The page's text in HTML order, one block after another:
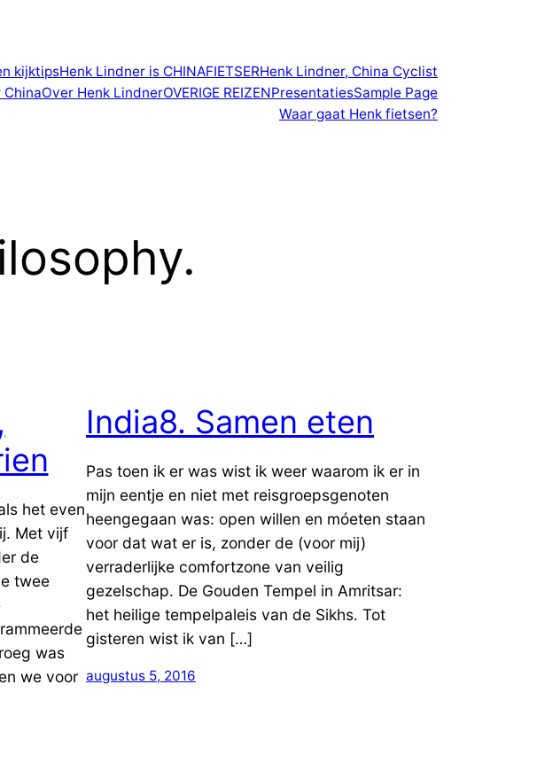
kijktipsHenk Lindner is CHINAFIETSERHenk Lindner, China Cyclist
ChinaOver Henk LindnerOVERIGE REIZENPresentatiesSample Page
Waar gaat Henk fietsen?
het even
Met vijf
de
twee
was
we voor
​India8. Samen eten
Pas toen ik er was wist ik weer waarom ik er in
mijn eentje en niet met reisgroepsgenoten
heengegaan was: open willen en móeten staan
voor dat wat er is, zonder de (voor mij)
verraderlijke comfortzone van veilig
gezelschap. De Gouden Tempel in Amritsar:
het heilige tempelpaleis van de Sikhs. Tot
gisteren wist ik van […]
augustus 5, 2016